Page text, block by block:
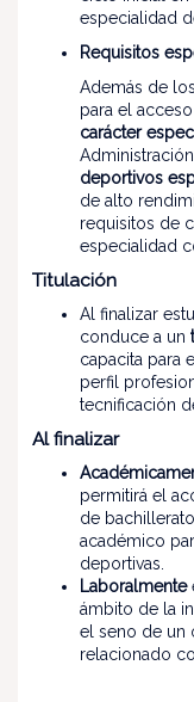
especialidad
Requisitos
Además de
para el
carácter
deportivos
de alto
requisitos de
especialidad
Titulación
Al finalizar
conduce a un
capacita para
perfil
tecnificación
Al finalizar
permitirá el
de
académico
deportivas.
Laboralmente
ámbito de la
el seno de un
relacionado